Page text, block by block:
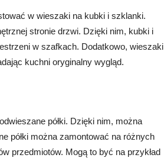
w wieszaki na kubki i szklanki.
stronie drzwi. Dzięki nim, kubki i
w szafkach. Dodatkowo, wieszaki
kuchni oryginalny wygląd.
półki. Dzięki nim, można
półki można zamontować na różnych
przedmiotów. Mogą to być na przykład